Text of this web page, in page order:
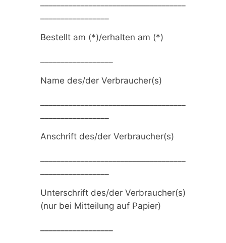
Bestellt am (*)/erhalten am (*)
Name des/der Verbraucher(s)
Anschrift des/der Verbraucher(s)
Unterschrift des/der Verbraucher(s)
(nur bei Mitteilung auf Papier)